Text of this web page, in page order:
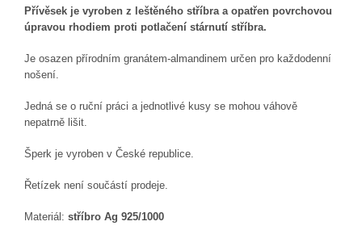
Přívěsek je vyroben z leštěného stříbra a opatřen povrchovou
úpravou rhodiem proti potlačení stárnutí stříbra.
Je osazen přírodním granátem-almandinem určen pro každodenní
nošení.
Jedná se o ruční práci a jednotlivé kusy se mohou váhově
nepatrně lišit.
Šperk je vyroben v České republice.
Řetízek není součástí prodeje.
Materiál: stříbro Ag 925/1000